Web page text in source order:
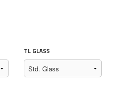
TL GLASS